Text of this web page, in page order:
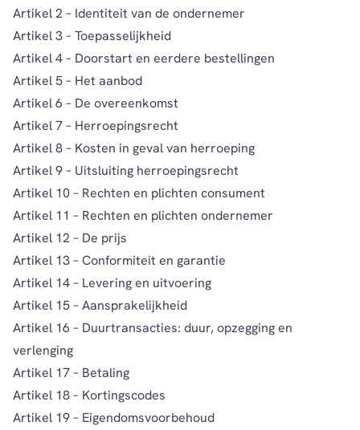
Artikel 2 – Identiteit van de ondernemer
Artikel 3 – Toepasselijkheid
Artikel 4 – Doorstart en eerdere bestellingen
Artikel 5 – Het aanbod
Artikel 6 – De overeenkomst
Artikel 7 – Herroepingsrecht
Artikel 8 – Kosten in geval van herroeping
Artikel 9 – Uitsluiting herroepingsrecht
Artikel 10 – Rechten en plichten consument
Artikel 11 – Rechten en plichten ondernemer
Artikel 12 – De prijs
Artikel 13 – Conformiteit en garantie
Artikel 14 – Levering en uitvoering
Artikel 15 – Aansprakelijkheid
Artikel 16 – Duurtransacties: duur, opzegging en
verlenging
Artikel 17 – Betaling
Artikel 18 – Kortingscodes
Artikel 19 – Eigendomsvoorbehoud